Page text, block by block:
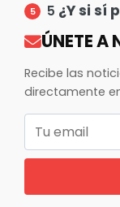
5 ¿Y si sí
ÚNETE A
Recibe las
directamente
Correo